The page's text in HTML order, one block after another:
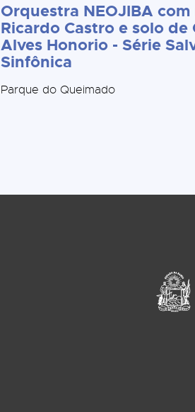
Orquestra NEOJIBA
Ricardo Castro e solo de
Alves Honorio - Série
Sinfônica
Parque do Queimado